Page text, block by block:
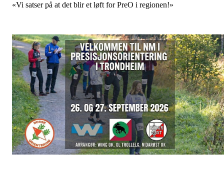
«Vi satser på at det blir et løft for PreO i regionen!»